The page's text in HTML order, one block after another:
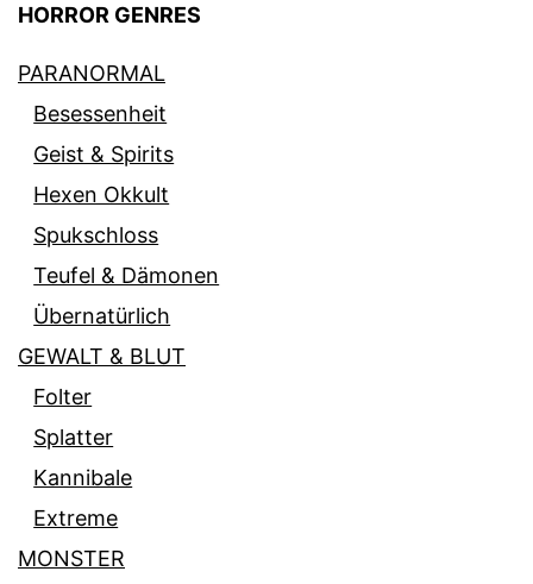
HORROR GENRES
PARANORMAL
Besessenheit
Geist & Spirits
Hexen Okkult
Spukschloss
Teufel & Dämonen
Übernatürlich
GEWALT & BLUT
Folter
Splatter
Kannibale
Extreme
MONSTER